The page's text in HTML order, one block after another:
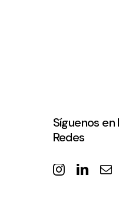
Síguenos
Redes